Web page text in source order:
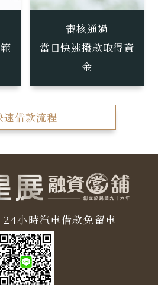
審核通過
當日快速撥款取得資
金
速借款流程
24小時汽車借款免留車